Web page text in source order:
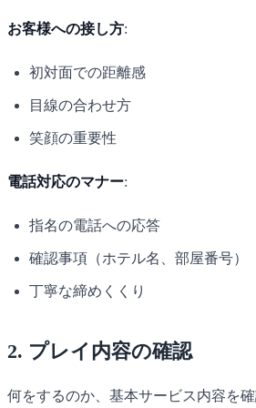
お客様への接し方:
初対面での距離感
目線の合わせ方
笑顔の重要性
電話対応のマナー:
指名の電話への応答
確認事項（ホテル名、部屋番号）
丁寧な締めくくり
2. プレイ内容の確認
何をするのか、基本サービス内容を確